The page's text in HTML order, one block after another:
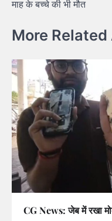
माह के बच्चे की भी मौत
More
CG News: जेब में रखा